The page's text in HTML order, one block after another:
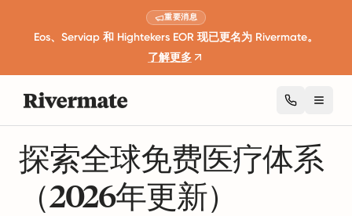
重要消息
Eos、Serviap 和 Hightekers EOR 现已更名为 Rivermate。
了解更多
探索全球免费医疗体系
（2026年更新）